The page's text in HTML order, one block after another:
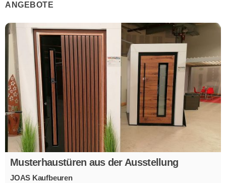
ANGEBOTE
Musterhaustüren aus der Ausstellung
JOAS Kaufbeuren